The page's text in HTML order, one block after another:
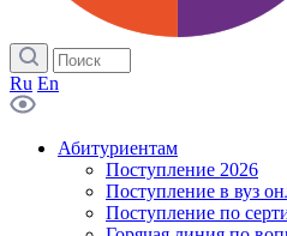
Ru En
Абитуриентам
Поступление 2026
Поступление в вуз
Поступление по